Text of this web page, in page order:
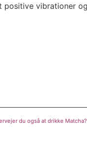
positive vibrationer
du også at drikke